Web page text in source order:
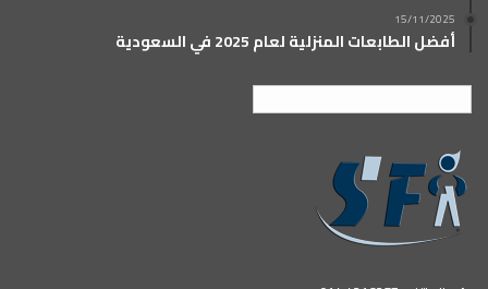
15/11/2025
أفضل الطابعات المنزلية لعام 2025 في السعودية